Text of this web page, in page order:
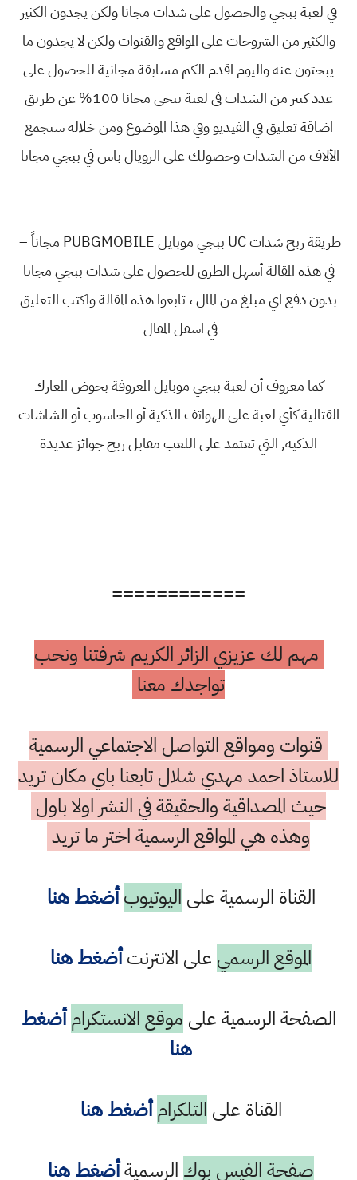
في لعبة ببجي والحصول على شدات مجانا ولكن يجدون الكثير
والكثير من الشروحات على المواقع والقنوات ولكن لا يجدون ما
يبحثون عنه واليوم اقدم الكم مسابقة مجانية للحصول على
عدد كبير من الشدات في لعبة ببجي مجانا 100% عن طريق
اضاقة تعليق في الفيديو وفي هذا الموضوع ومن خلاله ستجمع
الألاف من الشدات وحصولك على الرويال باس في ببجي مجانا
طريقة ربح شدات UC ببجي موبايل PUBGMOBILE مجاناً –
في هذه المقالة أسهل الطرق للحصول على شدات ببجي مجانا
بدون دفع اي مبلغ من المال ، تابعوا هذه المقالة واكتب التعليق
في اسفل المقال
كما معروف أن لعبة ببجي موبايل المعروفة بخوض المعارك
القتالية كأي لعبة على الهواتف الذكية أو الحاسوب أو الشاشات
الذكية, التي تعتمد على اللعب مقابل ربح جوائز عديدة
============
مهم لك عزيزي الزائر الكريم شرفتنا ونحب
تواجدك معنا
قنوات ومواقع التواصل الاجتماعي الرسمية
للاستاذ احمد مهدي شلال تابعنا باي مكان تريد
حيث المصداقية والحقيقة في النشر اولا باول
وهذه هي المواقع الرسمية اختر ما تريد
القناة الرسمية على اليوتيوبأضغط هنا
الموقع الرسمي على الانترنتأضغط هنا
الصفحة الرسمية على موقع الانستكرامأضغط
هنا
القناة على التلكرامأضغط هنا
صفحة الفيس بوك الرسميةأضغط هنا